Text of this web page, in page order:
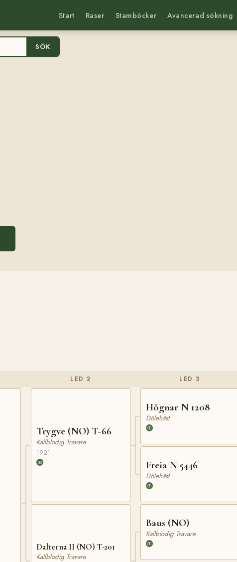
Start Raser Stamböcker Avancerad sökning
SÖK
LED 2
Trygve (NO) T-66
Kallblodig Travare
1921
Dalterna II (NO) T-201
Kallblodig Travare
LED 3
Högnar N 1208
Dölehäst
Freia N 5446
Dölehäst
Baus (NO)
Kallblodig Travare